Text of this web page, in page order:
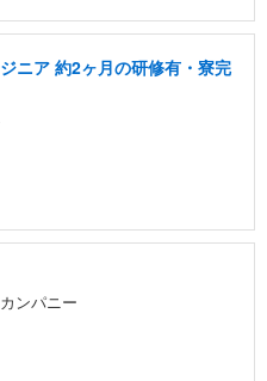
ニア 約2ヶ月の研修有・寮完
ンパニー